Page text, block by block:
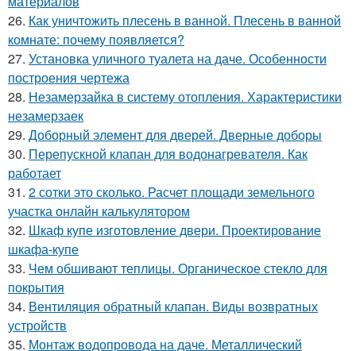
26. Как уничтожить плесень в ванной. Плесень в ванной
комнате: почему появляется?
27. Установка уличного туалета на даче. Особенности
построения чертежа
28. Незамерзайка в систему отопления. Характеристики
незамерзаек
29. Доборный элемент для дверей. Дверные доборы
30. Перепускной клапан для водонагревателя. Как
работает
31. 2 сотки это сколько. Расчет площади земельного
участка онлайн калькулятором
32. Шкаф купе изготовление двери. Проектирование
шкафа-купе
33. Чем обшивают теплицы. Органическое стекло для
покрытия
34. Вентиляция обратный клапан. Виды возвратных
устройств
35. Монтаж водопровода на даче. Металлический